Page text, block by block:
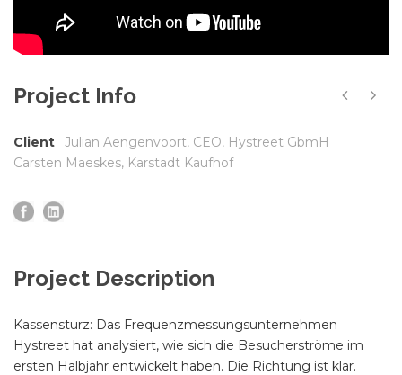
Project Info
Client
Julian Aengenvoort, CEO, Hystreet GbmH
Carsten Maeskes, Karstadt Kaufhof
Project Description
Kassensturz: Das Frequenzmessungsunternehmen
Hystreet hat analysiert, wie sich die Besucherströme im
ersten Halbjahr entwickelt haben. Die Richtung ist klar.